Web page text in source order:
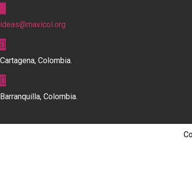
ideas@mavicol.org
Cartagena, Colombia.
Barranquilla, Colombia.